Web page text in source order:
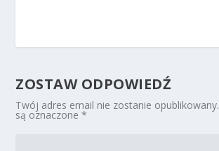
ZOSTAW ODPOWIEDŹ
Twój adres email nie zostanie opublikowany.
są oznaczone*